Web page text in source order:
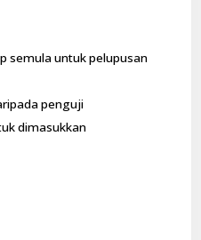
semula untuk pelupusan
penguji
dimasukkan